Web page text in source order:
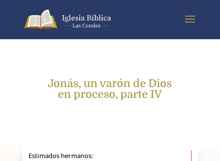
Jonás, un varón de Dios
en proceso, parte IV
Estimados hermanos: